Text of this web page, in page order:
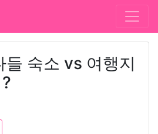
들 숙소 vs 여행지